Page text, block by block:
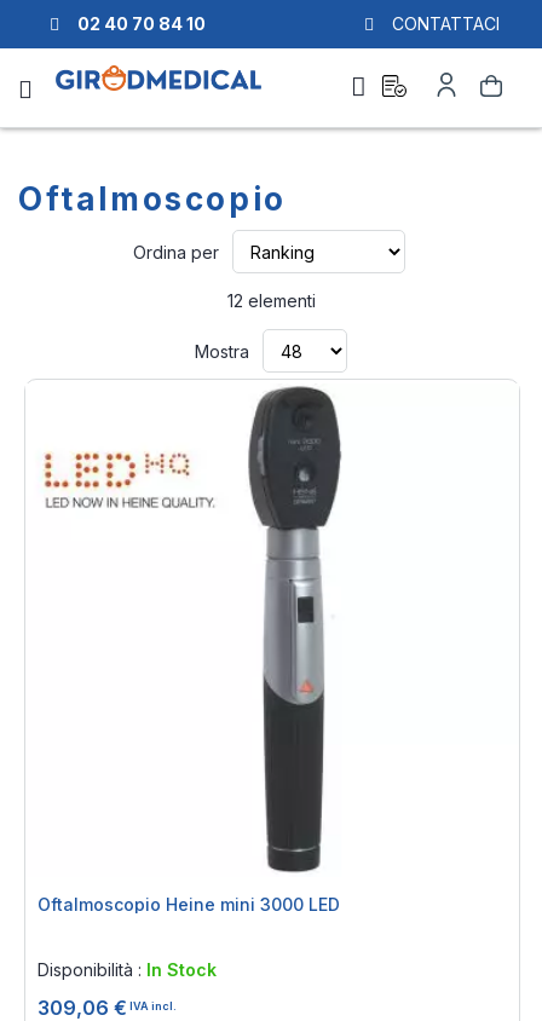
02 40 70 84 10 CONTATTACI
Cerca
preventivo
mio
Account
Oftalmoscopio
Ordina per
12 elementi
Mostra
Oftalmoscopio Heine mini 3000 LED
Disponibilità : In Stock
309,06 € IVA incl.